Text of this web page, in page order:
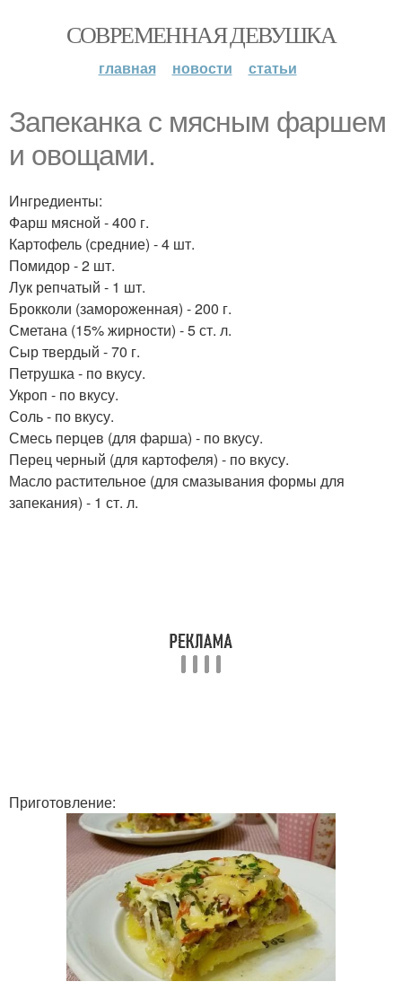
СОВРЕМЕННАЯ ДЕВУШКА
главная новости статьи
Запеканка с мясным фаршем
и овощами.
Ингредиенты:
Фарш мясной - 400 г.
Картофель (средние) - 4 шт.
Помидор - 2 шт.
Лук репчатый - 1 шт.
Брокколи (замороженная) - 200 г.
Сметана (15% жирности) - 5 ст. л.
Сыр твердый - 70 г.
Петрушка - по вкусу.
Укроп - по вкусу.
Соль - по вкусу.
Смесь перцев (для фарша) - по вкусу.
Перец черный (для картофеля) - по вкусу.
Масло растительное (для смазывания формы для
запекания) - 1 ст. л.
Приготовление: